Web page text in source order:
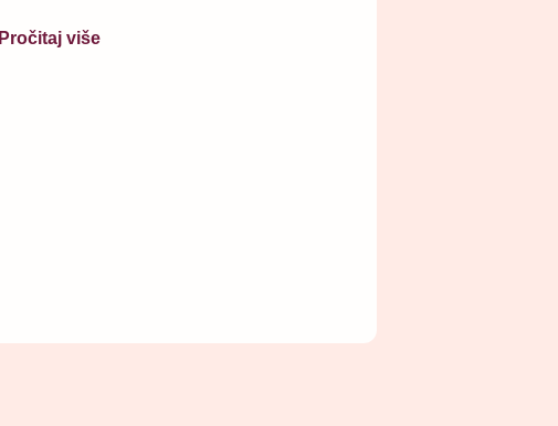
Pročitaj više